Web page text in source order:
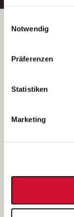
Wenn Sie auf
Sie der
Ihre Einwilligung
indem Sie die
unserer
Notwendig
Präferenzen
Statistiken
Marketing
Betreiber der
Kantstraße 45a
(Ein
e.V.)
Bewerbung als
Bewerbung als